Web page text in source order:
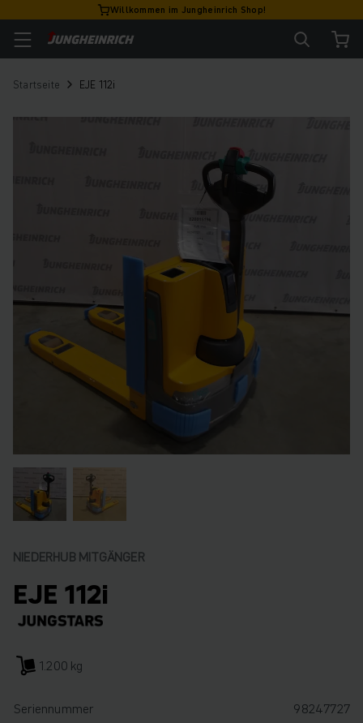
Willkommen im Jungheinrich Shop!
Startseite EJE 112i
NIEDERHUB MITGÄNGER
EJE 112i
1.200 kg
Seriennummer
98247727